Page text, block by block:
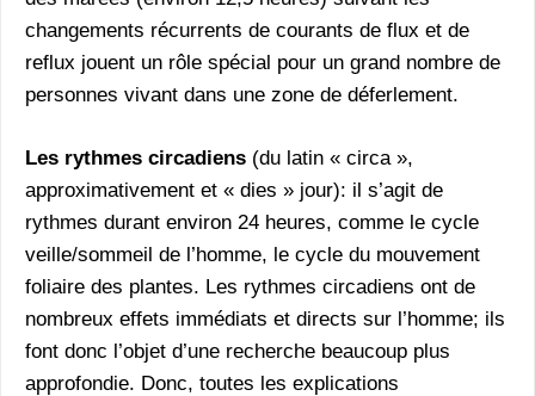
changements récurrents de courants de flux et de
reflux jouent un rôle spécial pour un grand nombre de
personnes vivant dans une zone de déferlement.
Les rythmes circadiens (du latin « circa »,
approximativement et « dies » jour): il s’agit de
rythmes durant environ 24 heures, comme le cycle
veille/sommeil de l’homme, le cycle du mouvement
foliaire des plantes. Les rythmes circadiens ont de
nombreux effets immédiats et directs sur l’homme; ils
font donc l’objet d’une recherche beaucoup plus
approfondie. Donc, toutes les explications